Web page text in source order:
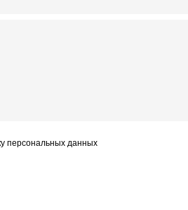
персональных данных